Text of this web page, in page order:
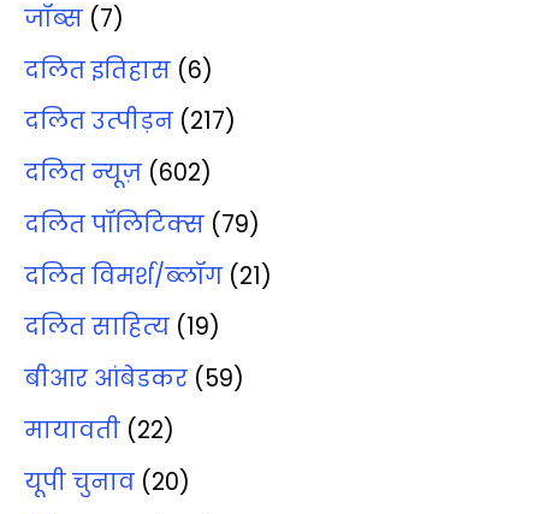
जॉब्‍स (7)
दलित इतिहास (6)
दलित उत्‍पीड़न (217)
दलित न्‍यूज़ (602)
दलित पॉलिटिक्‍स (79)
दलित विमर्श/ब्‍लॉग (21)
दलित साहित्‍य (19)
बीआर आंबेडकर (59)
मायावती (22)
यूपी चुनाव (20)